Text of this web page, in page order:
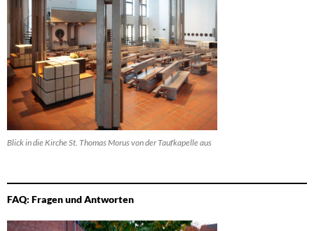
Blick in die Kirche St. Thomas Morus von der Taufkapelle aus
FAQ: Fragen und Antworten